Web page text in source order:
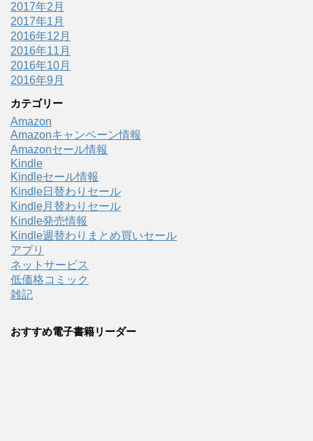
2017年2月
2017年1月
2016年12月
2016年11月
2016年10月
2016年9月
カテゴリー
Amazon
Amazonキャンペーン情報
Amazonセール情報
Kindle
Kindleセール情報
Kindle日替わりセール
Kindle月替わりセール
Kindle発売情報
Kindle週替わりまとめ買いセール
アプリ
ネットサービス
低価格コミック
雑記
おすすめ電子書籍リーダー